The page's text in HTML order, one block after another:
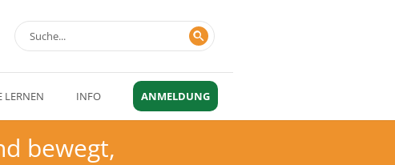
LERNEN INFO ANMELDUNG
bewegt,